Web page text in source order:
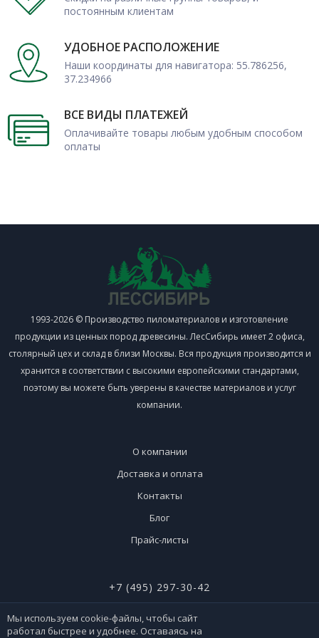
постоянным клиентам
УДОБНОЕ РАСПОЛОЖЕНИЕ
Наши координаты для навигатора: 55.786256,
37.234966
ВСЕ ВИДЫ ПЛАТЕЖЕЙ
Оплачивайте товары любым удобным способом
оплаты
1993-2026 © Производство пиломатериалов и изготовление
продукции из ценных пород древесины. ЛесСибирь имеет 2 офиса,
столярный цех и склад в близи Москвы. Вся продукция производится и
хранится в соответствии с высокими европейскими стандартами,
поэтому вы можете быть уверены в качестве материалов и услуг
компании.
О компании
Доставка и оплата
Контакты
Блог
Прайс-листы
+7 (495) 297-30-42
+7 (926) 365-51-90
Мы используем cookie-файлы, чтобы сайт
работал быстрее и удобнее. Оставаясь на